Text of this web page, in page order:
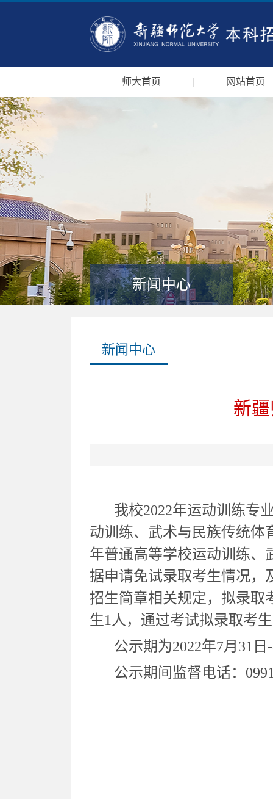
师大首页 网站首页
新闻中心
新闻中心
新
我校2022年运动训练专
动训练、武术与民族传统体
年普通高等学校运动训练、
据申请免试录取考生情况，
招生简章相关规定，拟录取
生1人，通过考试拟录取考
公示期为2022年7月31日
公示期间监督电话：